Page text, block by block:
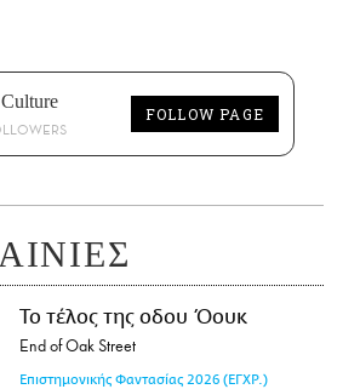
FOLLOW PAGE
Το τέλος της οδου Όουκ
End of Oak Street
Επιστημονικής Φαντασίας 2026 (ΕΓΧΡ.)